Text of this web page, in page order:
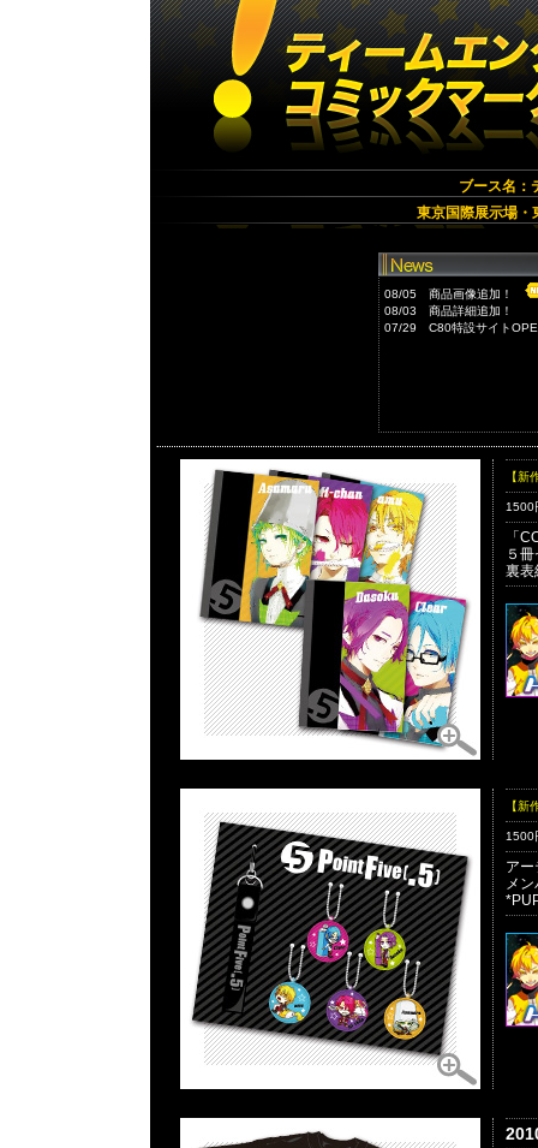
ブース名：
東京国際展示場・
08/05 商品画像追加！
08/03 商品詳細追加！
07/29 C80特設サイト
【新
1500
「
５
裏表
【新
1500
ア
メ